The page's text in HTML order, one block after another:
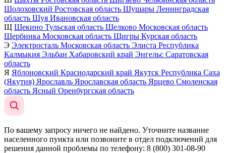
Шолоховский Ростовская область Шушары Ленинградская
область Шуя Ивановская область
Щ Щекино Тульская область Щелково Московская область
Щербинка Московская область Щигры Курская область
Э Электросталь Московская область Элиста Республика
Калмыкия Эльбан Хабаровский край Энгельс Саратовская
область
Я Яблоновский Краснодарский край Якутск Республика Саха
(Якутия) Ярославль Ярославская область Ярцево Смоленская
область Ясный Оренбургская область
По вашему запросу ничего не найдено. Уточните название
населенного пункта или позвоните в отдел подключений для
решения данной проблемы по телефону: 8 (800) 301-08-90